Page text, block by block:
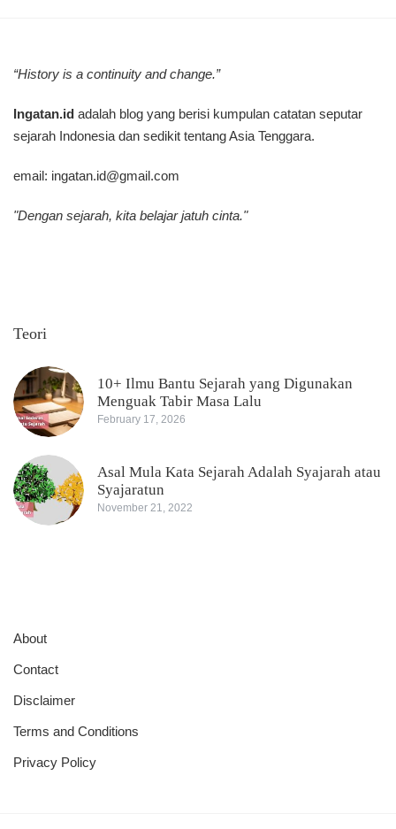
“History is a continuity and change.”
Ingatan.id adalah blog yang berisi kumpulan catatan seputar
sejarah Indonesia dan sedikit tentang Asia Tenggara.
email: ingatan.id@gmail.com
"Dengan sejarah, kita belajar jatuh cinta."
Teori
10+ Ilmu Bantu Sejarah yang Digunakan
Menguak Tabir Masa Lalu
February 17, 2026
Asal Mula Kata Sejarah Adalah Syajarah atau
Syajaratun
November 21, 2022
About
Contact
Disclaimer
Terms and Conditions
Privacy Policy